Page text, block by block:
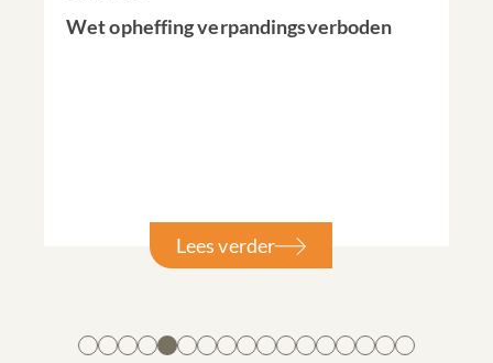
Wet opheffing verpandingsverboden
Lees verder